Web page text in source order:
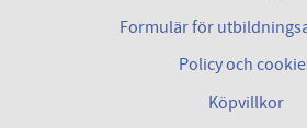
Formulär för
Policy och
Köpvillkor